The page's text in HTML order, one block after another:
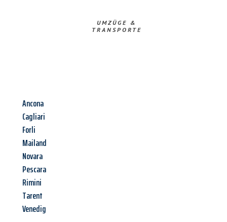
UMZÜGE &
TRANSPORTE
Ancona
Cagliari
Forli
Mailand
Novara
Pescara
Rimini
Tarent
Venedig